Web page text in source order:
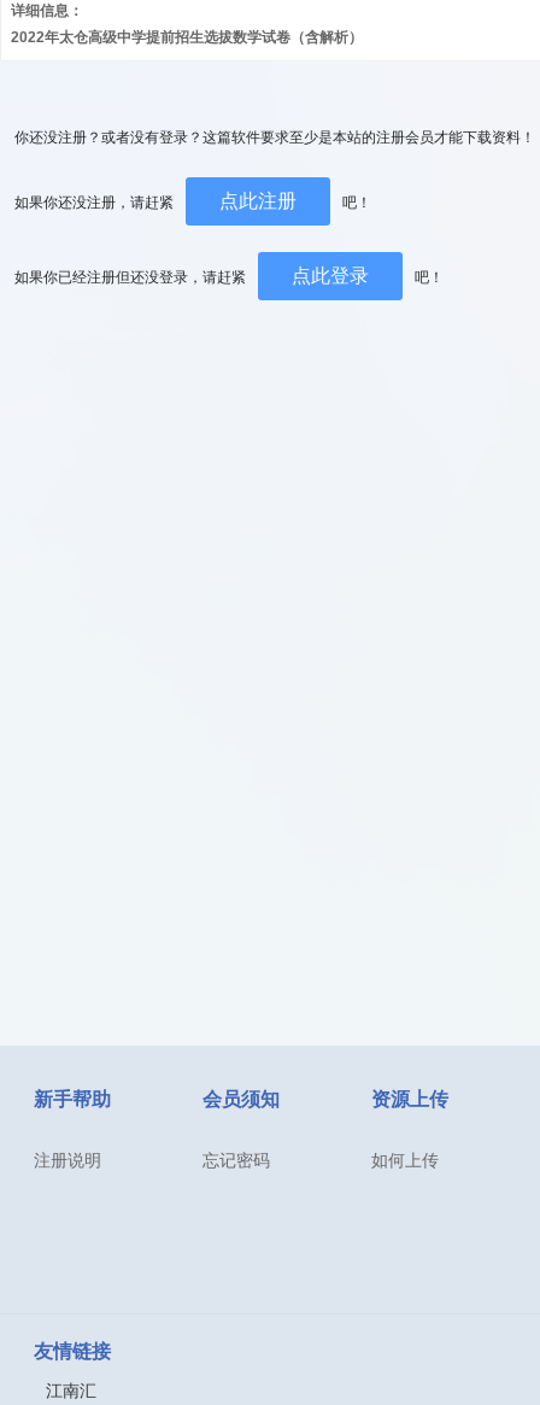
详细信息：
2022年太仓高级中学提前招生选拔数学试卷（含解析）
你还没注册？或者没有登录？这篇软件要求至少是本站的注册会员才能下载资料！
如果你还没注册，请赶紧 点此注册 吧！
如果你已经注册但还没登录，请赶紧 点此登录 吧！
新手帮助
注册说明
会员须知
忘记密码
资源上传
如何上传
友情链接
江南汇